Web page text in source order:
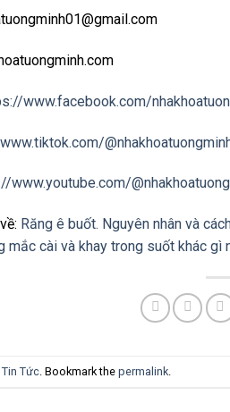
www.facebook.com/
www.youtube.com/
Răng ê buốt. Nguyên nhân và
mắc cài và khay trong suốt khác gì
Tin Tức . Bookmark the permalink